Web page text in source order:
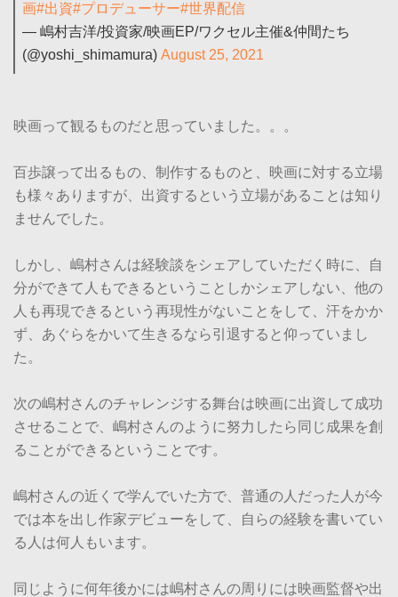
画#出資#プロデューサー#世界配信
— 嶋村吉洋/投資家/映画EP/ワクセル主催&仲間たち
(@yoshi_shimamura) August 25, 2021
映画って観るものだと思っていました。。。
百歩譲って出るもの、制作するものと、映画に対する立場
も様々ありますが、出資するという立場があることは知り
ませんでした。
しかし、嶋村さんは経験談をシェアしていただく時に、自
分ができて人もできるということしかシェアしない、他の
人も再現できるという再現性がないことをして、汗をかか
ず、あぐらをかいて生きるなら引退すると仰っていまし
た。
次の嶋村さんのチャレンジする舞台は映画に出資して成功
させることで、嶋村さんのように努力したら同じ成果を創
ることができるということです。
嶋村さんの近くで学んでいた方で、普通の人だった人が今
では本を出し作家デビューをして、自らの経験を書いてい
る人は何人もいます。
同じように何年後かには嶋村さんの周りには映画監督や出